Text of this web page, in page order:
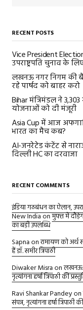
RECENT POSTS
Vice President
उपराष्ट्रपति चुनाव के
लखनऊ नगर निगम की
रहे पार्षद को बाहर करो
Bihar मंत्रिमंडल ने
योजनाओं को दी मंजूरी
Asia Cup में आज
भारत का मैच कब?
AI-जनरेटेड कंटेंट से
दिल्ली HC का दरवाजा
RECENT COMMENTS
इंडिया गठबंधन का ऐलान,
New Indiaonमुफ्त में
का बड़ी उपलब्धि
Sapnaonरामायण को अर्थ
हैं डॉ. समीर त्रिपाठी
Diwaker Misraonलखनऊ:
नृत्यांगना हर्षा त्रिपाठी की
Ravi Shankar Pandeyon
संपन्न, नृत्यांगना हर्षा त्रिपाठी